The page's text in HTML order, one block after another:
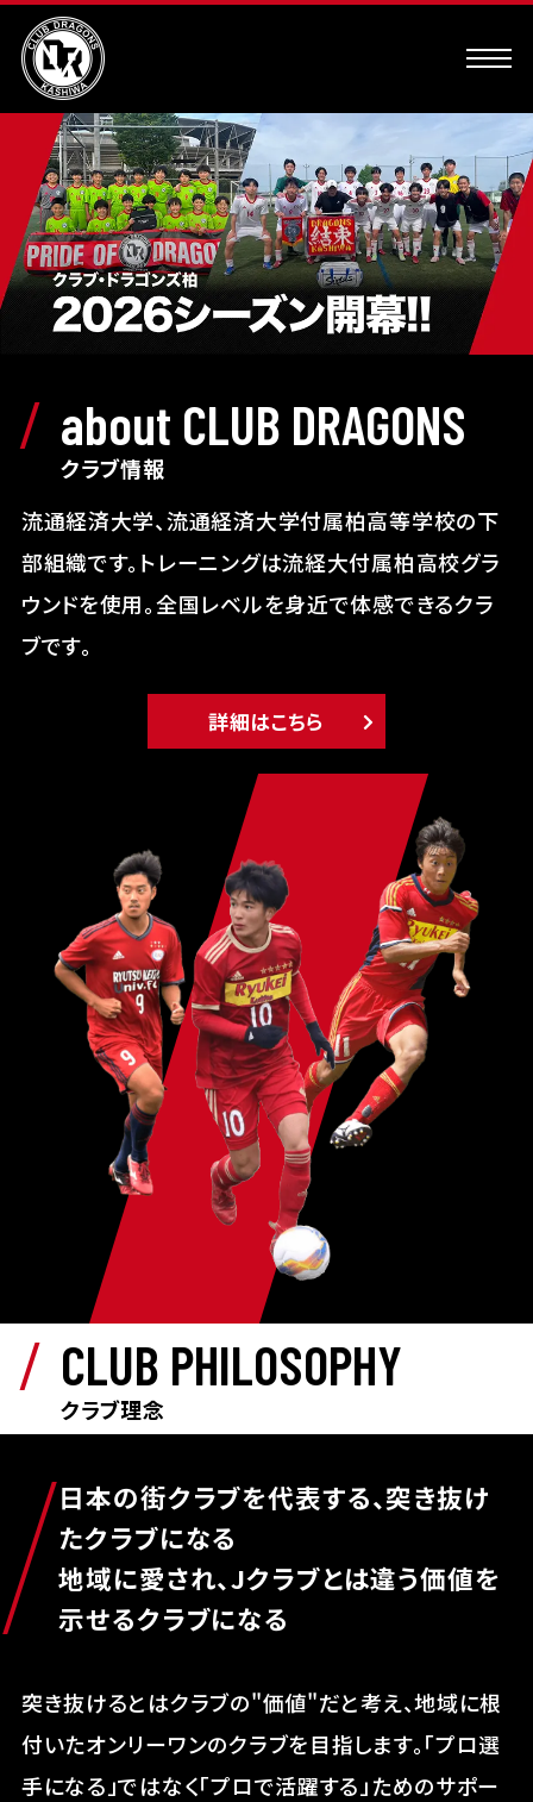
about CLUB DRAGONS
クラブ情報
流通経済大学、流通経済大学付属柏高等学校の下
部組織です。トレーニングは流経大付属柏高校グラ
ウンドを使用。全国レベルを身近で体感できるクラ
ブです。
詳細はこちら
CLUB PHILOSOPHY
クラブ理念
日本の街クラブを代表する、突き抜け
たクラブになる
地域に愛され、Jクラブとは違う価値を
示せるクラブになる
突き抜けるとはクラブの"価値"だと考え、地域に根
付いたオンリーワンのクラブを目指します。「プロ選
手になる」ではなく「プロで活躍する」ためのサポー